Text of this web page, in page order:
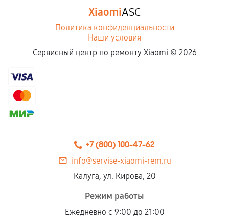
XiaomiASC
Политика конфиденциальности
Наши условия
Сервисный центр по ремонту Xiaomi © 2026
+7 (800) 100-47-62
info@servise-xiaomi-rem.ru
Калуга, ул. Кирова, 20
Режим работы
Ежедневно с 9:00 до 21:00